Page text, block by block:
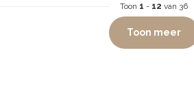
Toon 1 - 12 van 36
Toon meer